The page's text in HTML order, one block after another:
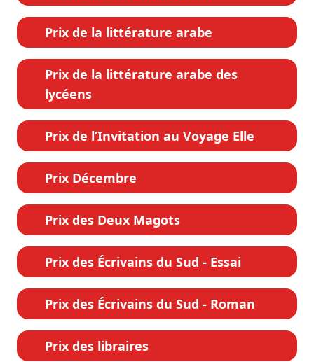
Prix de la littérature arabe
Prix de la littérature arabe des
lycéens
Prix de l’Invitation au Voyage Elle
Prix Décembre
Prix des Deux Magots
Prix des Écrivains du Sud - Essai
Prix des Écrivains du Sud - Roman
Prix des libraires